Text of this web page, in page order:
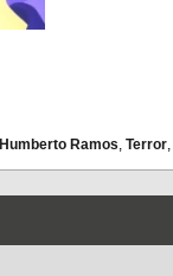
Humberto Ramos, Terror,